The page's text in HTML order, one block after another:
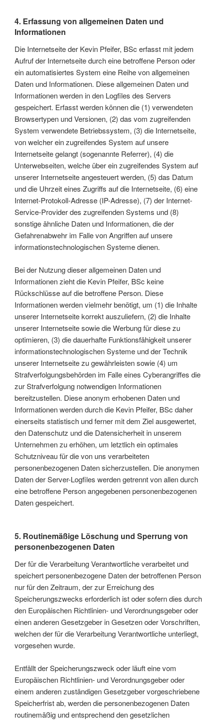
4. Erfassung von allgemeinen Daten und
Informationen
Die Internetseite der Kevin Pfeifer, BSc erfasst mit jedem
Aufruf der Internetseite durch eine betroffene Person oder
ein automatisiertes System eine Reihe von allgemeinen
Daten und Informationen. Diese allgemeinen Daten und
Informationen werden in den Logfiles des Servers
gespeichert. Erfasst werden können die (1) verwendeten
Browsertypen und Versionen, (2) das vom zugreifenden
System verwendete Betriebssystem, (3) die Internetseite,
von welcher ein zugreifendes System auf unsere
Internetseite gelangt (sogenannte Referrer), (4) die
Unterwebseiten, welche über ein zugreifendes System auf
unserer Internetseite angesteuert werden, (5) das Datum
und die Uhrzeit eines Zugriffs auf die Internetseite, (6) eine
Internet-Protokoll-Adresse (IP-Adresse), (7) der Internet-
Service-Provider des zugreifenden Systems und (8)
sonstige ähnliche Daten und Informationen, die der
Gefahrenabwehr im Falle von Angriffen auf unsere
informationstechnologischen Systeme dienen.
Bei der Nutzung dieser allgemeinen Daten und
Informationen zieht die Kevin Pfeifer, BSc keine
Rückschlüsse auf die betroffene Person. Diese
Informationen werden vielmehr benötigt, um (1) die Inhalte
unserer Internetseite korrekt auszuliefern, (2) die Inhalte
unserer Internetseite sowie die Werbung für diese zu
optimieren, (3) die dauerhafte Funktionsfähigkeit unserer
informationstechnologischen Systeme und der Technik
unserer Internetseite zu gewährleisten sowie (4) um
Strafverfolgungsbehörden im Falle eines Cyberangriffes die
zur Strafverfolgung notwendigen Informationen
bereitzustellen. Diese anonym erhobenen Daten und
Informationen werden durch die Kevin Pfeifer, BSc daher
einerseits statistisch und ferner mit dem Ziel ausgewertet,
den Datenschutz und die Datensicherheit in unserem
Unternehmen zu erhöhen, um letztlich ein optimales
Schutzniveau für die von uns verarbeiteten
personenbezogenen Daten sicherzustellen. Die anonymen
Daten der Server-Logfiles werden getrennt von allen durch
eine betroffene Person angegebenen personenbezogenen
Daten gespeichert.
5. Routinemäßige Löschung und Sperrung von
personenbezogenen Daten
Der für die Verarbeitung Verantwortliche verarbeitet und
speichert personenbezogene Daten der betroffenen Person
nur für den Zeitraum, der zur Erreichung des
Speicherungszwecks erforderlich ist oder sofern dies durch
den Europäischen Richtlinien- und Verordnungsgeber oder
einen anderen Gesetzgeber in Gesetzen oder Vorschriften,
welchen der für die Verarbeitung Verantwortliche unterliegt,
vorgesehen wurde.
Entfällt der Speicherungszweck oder läuft eine vom
Europäischen Richtlinien- und Verordnungsgeber oder
einem anderen zuständigen Gesetzgeber vorgeschriebene
Speicherfrist ab, werden die personenbezogenen Daten
routinemäßig und entsprechend den gesetzlichen